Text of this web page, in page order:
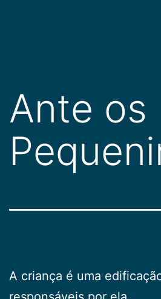
Ante os
A criança é uma